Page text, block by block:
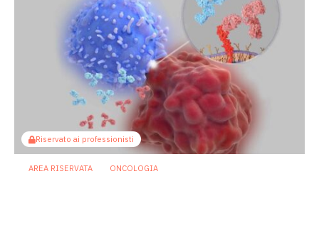
Riservato ai professionisti
AREA RISERVATA ONCOLOGIA